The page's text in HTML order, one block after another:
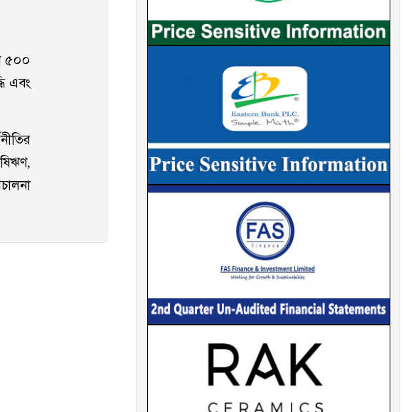
৫০০
এবং